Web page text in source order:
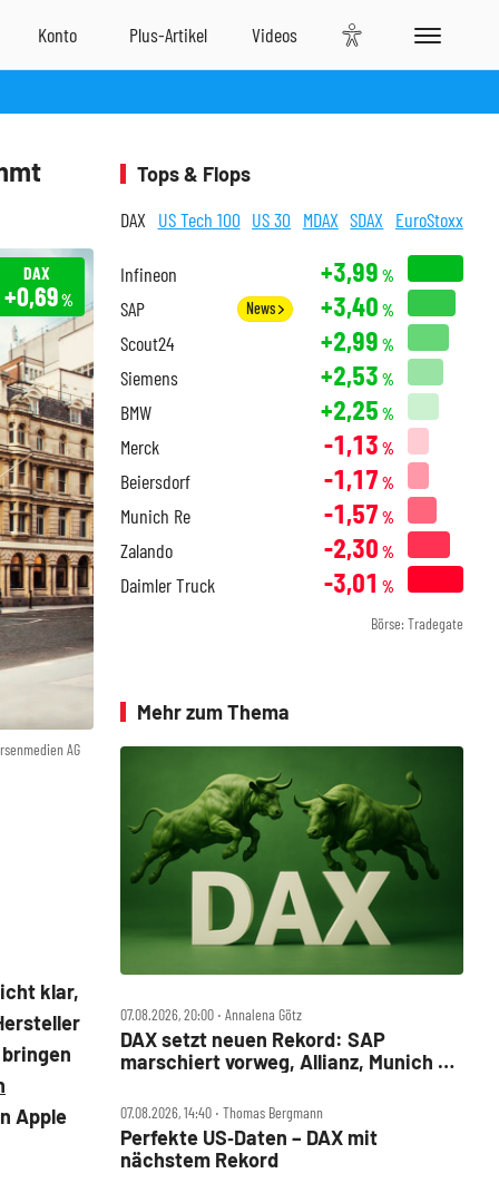
AG
DAX
+0,69%
klar,
Apple
Tops & Flops
DAX US Tech 100 US 30 MDAX SDAX EuroStoxx
Infineon +3,99 %
SAP News +3,40 %
Scout24 +2,99 %
Siemens +2,53 %
BMW +2,25 %
Merck -1,13 %
Beiersdorf -1,17 %
Munich Re -1,57 %
Zalando -2,30 %
Daimler Truck -3,01 %
Börse: Tradegate
Mehr zum Thema
07.08.2026, 20:00 ‧ Annalena Götz
DAX setzt neuen Rekord: SAP
marschiert vorweg, Allianz, Munich Re
07.08.2026, 14:40 ‧ Thomas Bergmann
Perfekte US‑Daten – DAX mit
nächstem Rekord